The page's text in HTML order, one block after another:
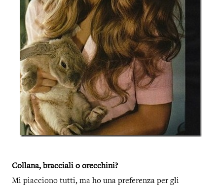
Collana, bracciali o orecchini?
Mi piacciono tutti, ma ho una preferenza per gli